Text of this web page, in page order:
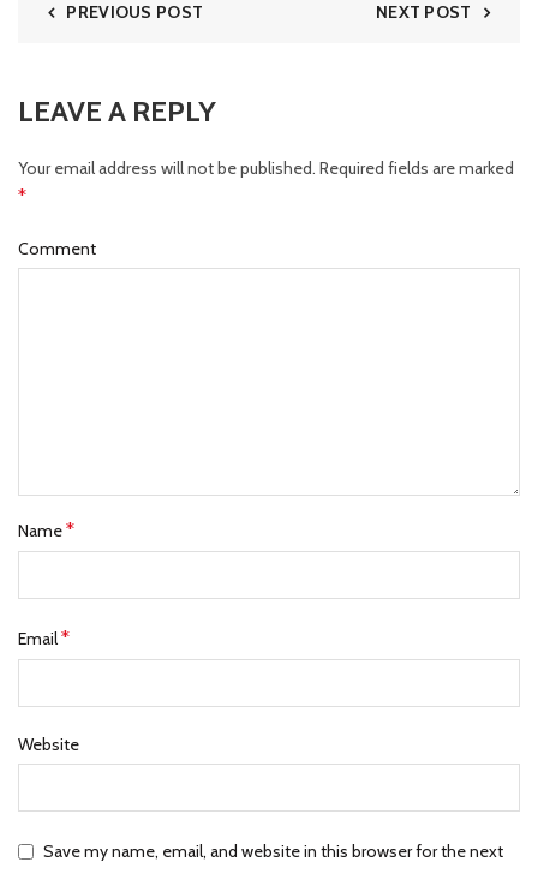
PREVIOUS POST NEXT POST
LEAVE A REPLY
Your email address will not be published. Required fields are marked
*
Comment
Name*
Email*
Website
Save my name, email, and website in this browser for the next